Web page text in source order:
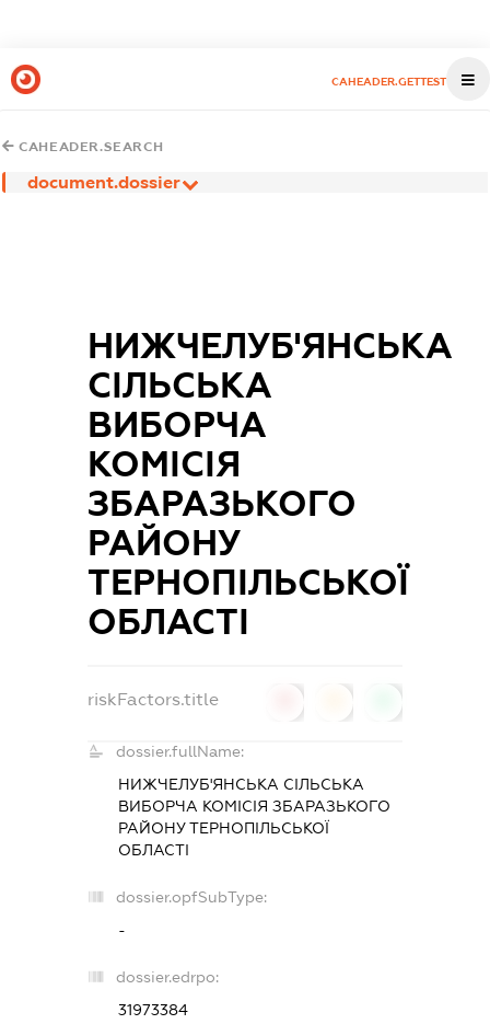
CAHEADER.GETTEST
CAHEADER.SEARCH
document.dossier
НИЖЧЕЛУБ'ЯНСЬКА
СІЛЬСЬКА
ВИБОРЧА
КОМІСІЯ
ЗБАРАЗЬКОГО
РАЙОНУ
ТЕРНОПІЛЬСЬКОЇ
ОБЛАСТІ
riskFactors.title
dossier.fullName:
НИЖЧЕЛУБ'ЯНСЬКА СІЛЬСЬКА
ВИБОРЧА КОМІСІЯ ЗБАРАЗЬКОГО
РАЙОНУ ТЕРНОПІЛЬСЬКОЇ
ОБЛАСТІ
dossier.opfSubType:
-
dossier.edrpo:
31973384